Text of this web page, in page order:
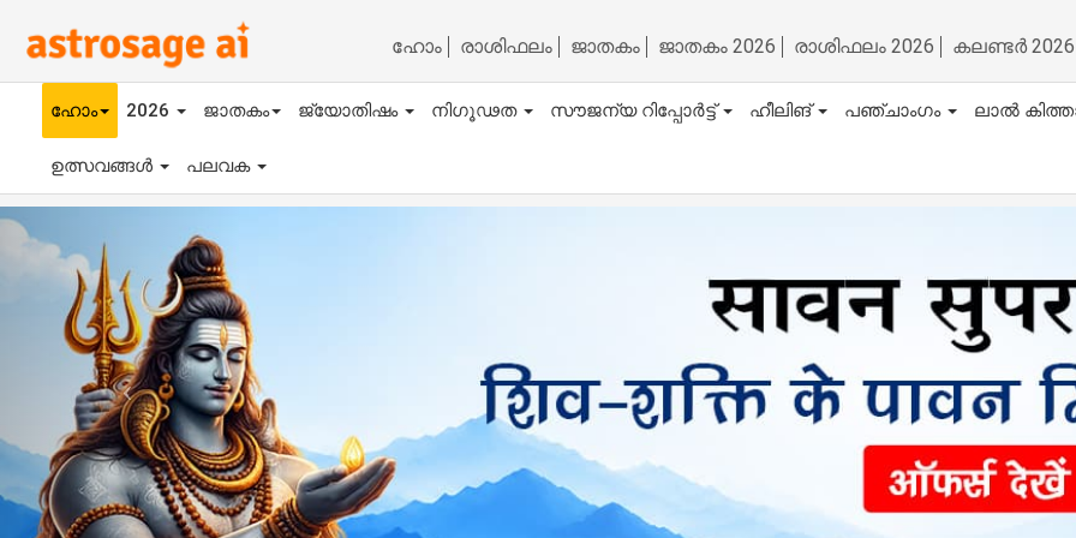
ഹോം രാശിഫലം ജാതകം ജാതകം 2026 രാശിഫലം 2026 കലണ്ടർ 2026
ഹോം 2026 ജാതകം ജ്യോതിഷം നിഗൂഢത സൗജന്യ റിപ്പോർട്ട് ഹീലിങ് പഞ്ചാംഗം ലാൽ
ഉത്സവങ്ങൾ പലവക
Previous